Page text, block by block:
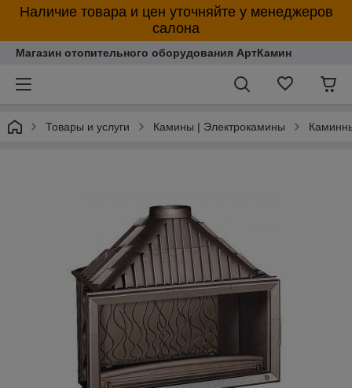
Наличие товара и цен уточняйте у менеджеров
салона
Магазин отопительного оборудования АртКамин
Товары и услуги Камины | Электрокамины